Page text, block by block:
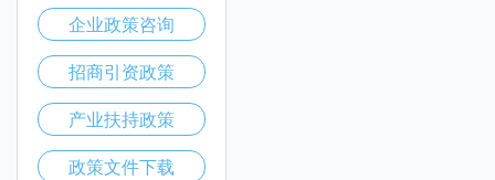
企业政策咨询
招商引资政策
产业扶持政策
政策文件下载